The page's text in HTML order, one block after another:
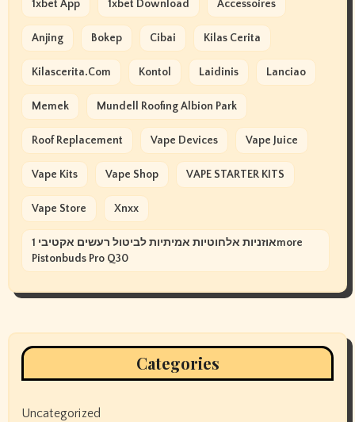
1xbet App 1xbet Download Accessoires
Anjing Bokep Cibai Kilas Cerita
Kilascerita.com Kontol Laidinis Lanciao
Memek Mundell Roofing Albion Park
Roof Replacement Vape Devices Vape Juice
Vape Kits Vape Shop VAPE STARTER KITS
Vape Store Xnxx
אוזניות אלחוטיות אמיתיות לביטול רעשים אקטיבי 1more
Pistonbuds Pro Q30
Categories
Uncategorized